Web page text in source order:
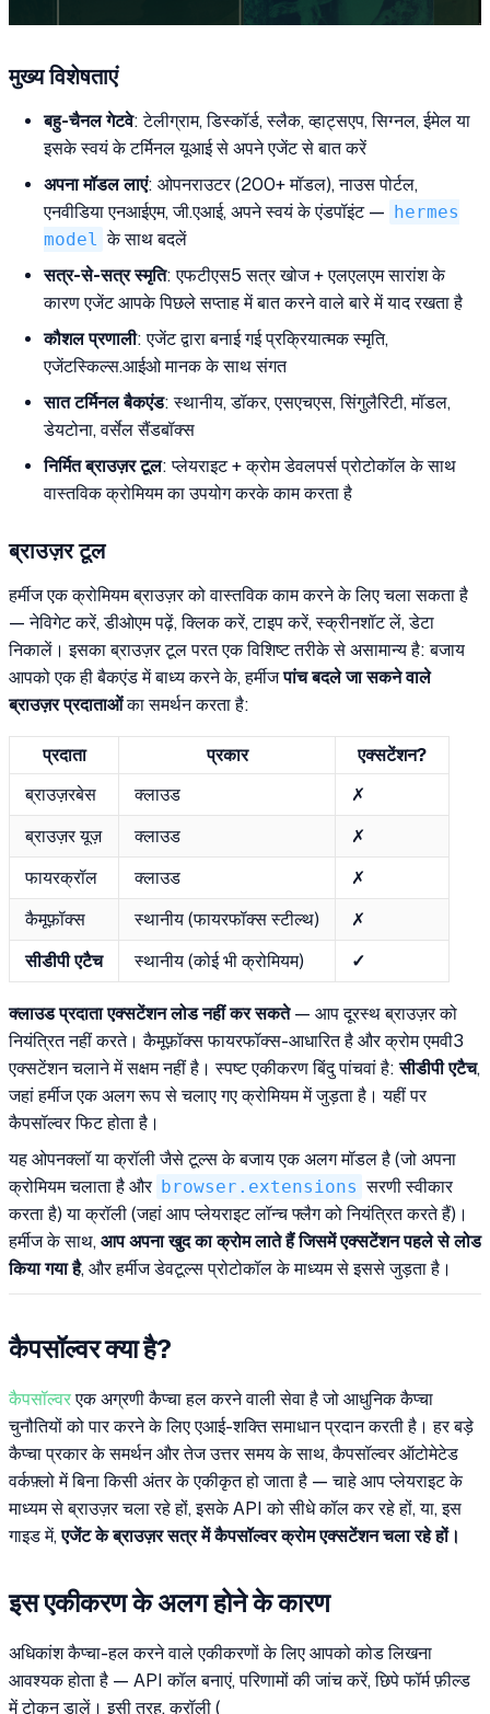
मुख्य विशेषताएं
बहु-चैनल गेटवे: टेलीग्राम, डिस्कॉर्ड, स्लैक, व्हाट्सएप, सिग्नल, ईमेल या
इसके स्वयं के टर्मिनल यूआई से अपने एजेंट से बात करें
अपना मॉडल लाएं: ओपनराउटर (200+ मॉडल), नाउस पोर्टल,
एनवीडिया एनआईएम, जी.एआई, अपने स्वयं के एंडपॉइंट — hermes
model के साथ बदलें
सत्र-से-सत्र स्मृति: एफटीएस5 सत्र खोज + एलएलएम सारांश के
कारण एजेंट आपके पिछले सप्ताह में बात करने वाले बारे में याद रखता है
कौशल प्रणाली: एजेंट द्वारा बनाई गई प्रक्रियात्मक स्मृति,
एजेंटस्किल्स.आईओ मानक के साथ संगत
सात टर्मिनल बैकएंड: स्थानीय, डॉकर, एसएचएस, सिंगुलैरिटी, मॉडल,
डेयटोना, वर्सेल सैंडबॉक्स
निर्मित ब्राउज़र टूल: प्लेयराइट + क्रोम डेवलपर्स प्रोटोकॉल के साथ
वास्तविक क्रोमियम का उपयोग करके काम करता है
ब्राउज़र टूल
हर्मीज एक क्रोमियम ब्राउज़र को वास्तविक काम करने के लिए चला सकता है
— नेविगेट करें, डीओएम पढ़ें, क्लिक करें, टाइप करें, स्क्रीनशॉट लें, डेटा
निकालें। इसका ब्राउज़र टूल परत एक विशिष्ट तरीके से असामान्य है: बजाय
आपको एक ही बैकएंड में बाध्य करने के, हर्मीजपांच बदले जा सकने वाले
ब्राउज़र प्रदाताओंका समर्थन करता है:
प्रदाता प्रकार
एक्सटेंशन?
ब्राउज़रबेस
क्लाउड
✗
ब्राउज़र यूज़
क्लाउड
✗
फायरक्रॉल
क्लाउड
✗
कैमूफ़ॉक्स
स्थानीय (फायरफॉक्स स्टील्थ)
✗
सीडीपी एटैच
स्थानीय (कोई भी क्रोमियम) ✓
क्लाउड प्रदाता एक्सटेंशन लोड नहीं कर सकते— आप दूरस्थ ब्राउज़र को
नियंत्रित नहीं करते। कैमूफ़ॉक्स फायरफॉक्स-आधारित है और क्रोम एमवी3
एक्सटेंशन चलाने में सक्षम नहीं है। स्पष्ट एकीकरण बिंदु पांचवां है:सीडीपी एटैच,
जहां हर्मीज एक अलग रूप से चलाए गए क्रोमियम में जुड़ता है। यहीं पर
कैपसॉल्वर फिट होता है।
यह ओपनक्लॉ या क्रॉली जैसे टूल्स के बजाय एक अलग मॉडल है (जो अपना
क्रोमियम चलाता है और browser.extensions सरणी स्वीकार
करता है) या क्रॉली (जहां आप प्लेयराइट लॉन्च फ्लैग को नियंत्रित करते हैं)।
हर्मीज के साथ, आप अपना खुद का क्रोम लाते हैं जिसमें एक्सटेंशन पहले से लोड
किया गया है, और हर्मीज डेवटूल्स प्रोटोकॉल के माध्यम से इससे जुड़ता है।
कैपसॉल्वर क्या है?
कैपसॉल्वरएक अग्रणी कैप्चा हल करने वाली सेवा है जो आधुनिक कैप्चा
चुनौतियों को पार करने के लिए एआई-शक्ति समाधान प्रदान करती है। हर बड़े
कैप्चा प्रकार के समर्थन और तेज उत्तर समय के साथ, कैपसॉल्वर ऑटोमेटेड
वर्कफ़्लो में बिना किसी अंतर के एकीकृत हो जाता है — चाहे आप प्लेयराइट के
माध्यम से ब्राउज़र चला रहे हों, इसके API को सीधे कॉल कर रहे हों, या, इस
गाइड में,एजेंट के ब्राउज़र सत्र में कैपसॉल्वर क्रोम एक्सटेंशन चला रहे हों।
इस एकीकरण के अलग होने के कारण
अधिकांश कैप्चा-हल करने वाले एकीकरणों के लिए आपको कोड लिखना
आवश्यक होता है — API कॉल बनाएं, परिणामों की जांच करें, छिपे फॉर्म फ़ील्ड
में टोकन डालें। इसी तरह, क्रॉली (